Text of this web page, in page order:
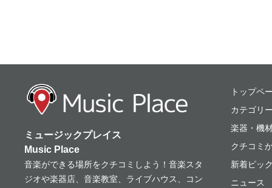
ミュージックプレ
ミュージックプレイス
Music Place
音楽ができる場所をクチコミしよう！音楽スタ
ジオや楽器店、音楽教室、ライブハウス、コン
トップペ
カテゴリ
楽器・機
クチコミ
新着ピッ
ニュース